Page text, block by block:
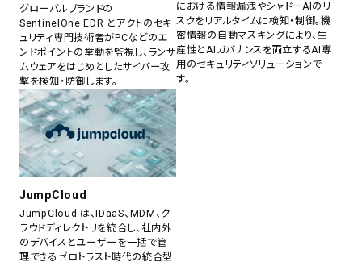
グローバルブランドの
SentinelOne EDR とアクトのセキ
ュリティ専門技術者がPCなどのエ
ンドポイントの挙動を監視し、ランサ
ムウェアをはじめとしたサイバー攻
撃を検知・防御します。
における情報漏洩やシャドーAIのリ
スクをリアルタイムに検知・制御。機
密情報の自動マスキングにより、生
産性とAIガバナンスを両立するAI専
用のセキュリティソリューションで
す。
JumpCloud
JumpCloud は、IDaaS、MDM、ク
ラウドディレクトリを統合し、社内外
のデバイスとユーザーを一括で管
理できるゼロトラスト時代の統合型